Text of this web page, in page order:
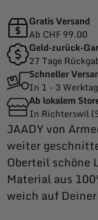
Gratis Versand
Ab CHF 99.00
Geld-zurück-
27 Tage
Schneller
In 1 - 3
Ab lokalem
In Richterswil
JAADY von
weiter
Oberteil schöne
Material aus
weich auf